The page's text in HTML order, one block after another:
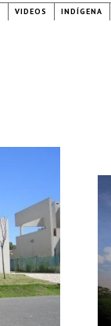
VIDEOS INDÍGENA